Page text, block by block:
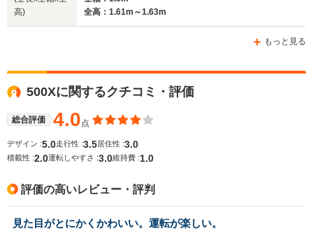
WLTCモード
燃費
23.8km/L
24.0km/L
22.5km/L
21.8km/L
高)
全高：1.61m～1.63m
もっと見る
500Xに関するクチコミ・評価
総合評価 4.0点
デザイン :5.0走行性 :3.5居住性 :3.0
積載性 :2.0運転しやすさ :3.0維持費 :1.0
評価の高いレビュー・評判
見た目がとにかくかわいい。運転が楽しい。